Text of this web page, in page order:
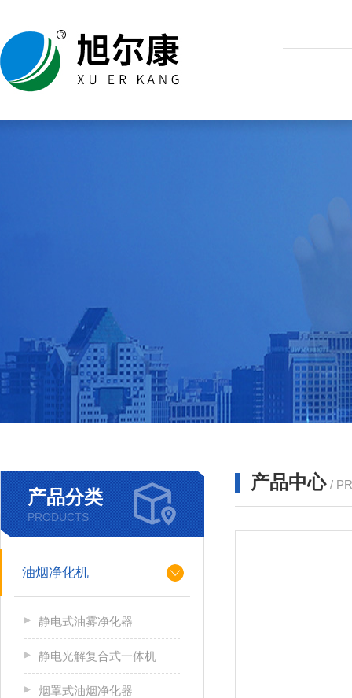
产品分类
PRODUCTS
油烟净化机
静电式油雾净化器
静电光解复合式一体机
烟罩式油烟净化器
产品中心 /